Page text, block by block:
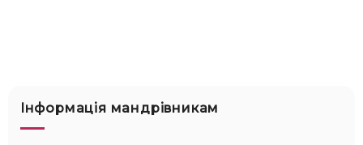
Інформація мандрівникам